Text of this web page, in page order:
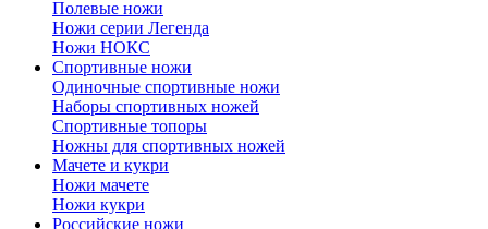
Полевые ножи
Ножи серии Легенда
Ножи НОКС
Спортивные ножи
Одиночные спортивные ножи
Наборы спортивных ножей
Спортивные топоры
Ножны для спортивных ножей
Мачете и кукри
Ножи мачете
Ножи кукри
Российские ножи